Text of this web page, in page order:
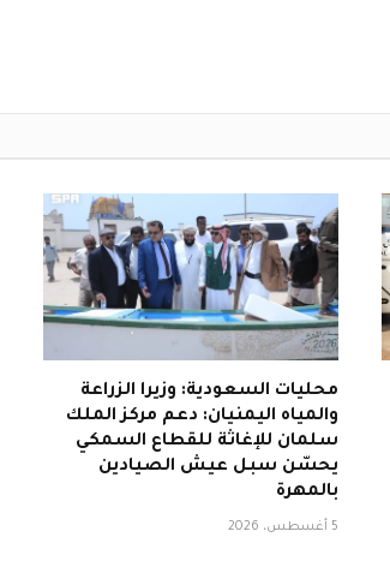
محليات السعودية: وزيرا الزراعة
والمياه اليمنيان: دعم مركز الملك
سلمان للإغاثة للقطاع السمكي
يحسّن سبل عيش الصيادين
بالمهرة
5 أغسطس، 2026